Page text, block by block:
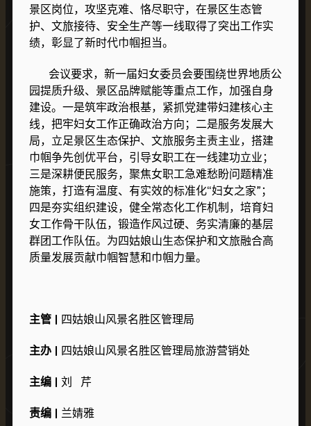
景区岗位，攻坚克难、恪尽职守，在景区生态管
护、文旅接待、安全生产等一线取得了突出工作实
绩，彰显了新时代巾帼担当。
会议要求，新一届妇女委员会要围绕世界地质公
园提质升级、景区品牌赋能等重点工作，加强自身
建设。一是筑牢政治根基，紧抓党建带妇建核心主
线，把牢妇女工作正确政治方向；二是服务发展大
局，立足景区生态保护、文旅服务主责主业，搭建
巾帼争先创优平台，引导女职工在一线建功立业；
三是深耕便民服务，聚焦女职工急难愁盼问题精准
施策，打造有温度、有实效的标准化“妇女之家”；
四是夯实组织建设，健全常态化工作机制，培育妇
女工作骨干队伍，锻造作风过硬、务实清廉的基层
群团工作队伍。为四姑娘山生态保护和文旅融合高
质量发展贡献巾帼智慧和巾帼力量。
主管 | 四姑娘山风景名胜区管理局
主办 | 四姑娘山风景名胜区管理局旅游营销处
主编 | 刘 芹
责编 | 兰婧雅